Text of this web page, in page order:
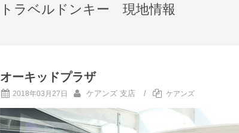
トラベルドンキー 現地情報
オーキッドプラザ
2018年03月27日 ケアンズ 支店 / ケアンズ